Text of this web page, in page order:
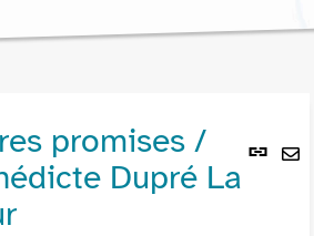
Lien
promises /
Dupré La